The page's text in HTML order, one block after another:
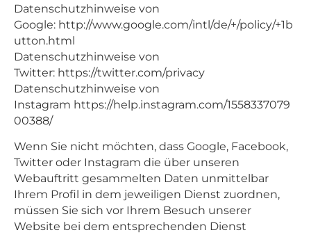
Datenschutzhinweise von
Google: http://www.google.com/intl/de/+/policy/+1b
utton.html
Datenschutzhinweise von
Twitter: https://twitter.com/privacy
Datenschutzhinweise von
Instagram https://help.instagram.com/1558337079
00388/
Wenn Sie nicht möchten, dass Google, Facebook,
Twitter oder Instagram die über unseren
Webauftritt gesammelten Daten unmittelbar
Ihrem Profil in dem jeweiligen Dienst zuordnen,
müssen Sie sich vor Ihrem Besuch unserer
Website bei dem entsprechenden Dienst